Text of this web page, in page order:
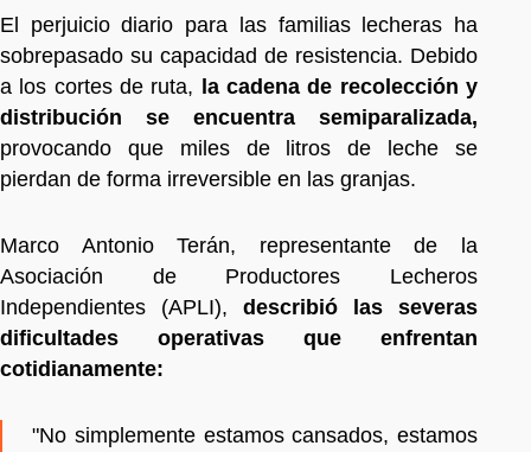
El perjuicio diario para las familias lecheras ha
sobrepasado su capacidad de resistencia. Debido
a los cortes de ruta, la cadena de recolección y
distribución se encuentra semiparalizada,
provocando que miles de litros de leche se
pierdan de forma irreversible en las granjas.
Marco Antonio Terán, representante de la
Asociación de Productores Lecheros
Independientes (APLI), describió las severas
dificultades operativas que enfrentan
cotidianamente:
"No simplemente estamos cansados, estamos